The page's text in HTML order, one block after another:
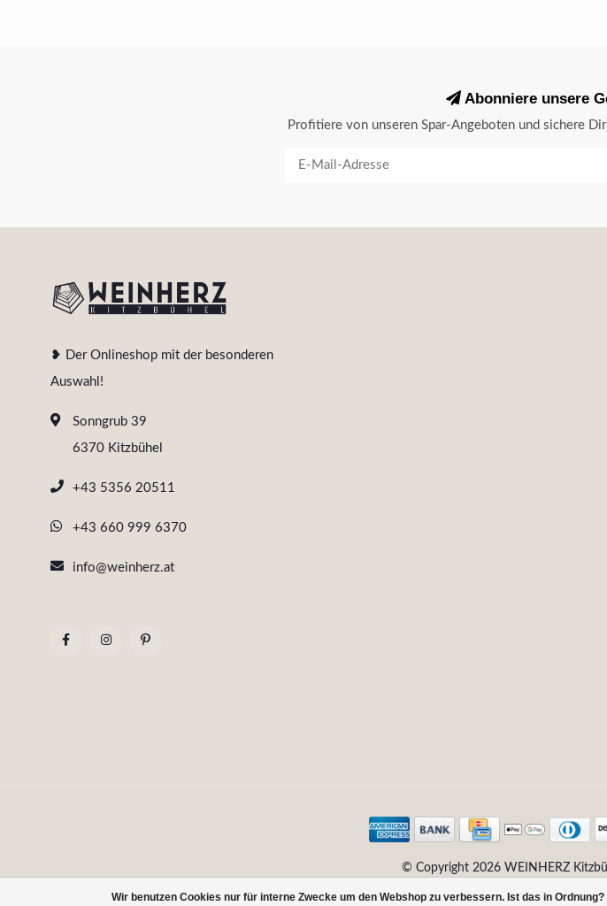
Wir benutzen Cookies nur für interne Zwecke um den Webshop zu verbessern. Ist das in Ordnung?
Abonniere unsere
Profitiere von unseren Spar-Angeboten und sichere
❥ Der Onlineshop mit der besonderen
Auswahl!
Sonngrub 39
6370 Kitzbühel
+43 5356 20511
+43 660 999 6370
info@weinherz.at
© Copyright 2026 WEINHERZ